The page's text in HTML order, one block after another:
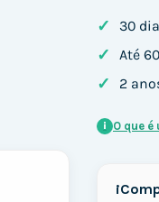
✓ 30
✓ Até
✓ 2
i O que